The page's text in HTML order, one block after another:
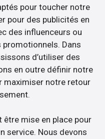
pour toucher notre
pour des publicités en
des influenceurs ou
Dans
d’utiliser des
en outre définir notre
maximiser notre retour
mise en place pour
service. Nous devons